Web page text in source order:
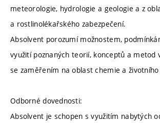
meteorologie, hydrologie a geologie a z
a rostlinolékařského zabezpečení.
Absolvent porozumí možnostem,
využití poznaných teorií, konceptů a metod
se zaměřením na oblast chemie a
Odborné dovednosti:
Absolvent je schopen s využitím nabytých